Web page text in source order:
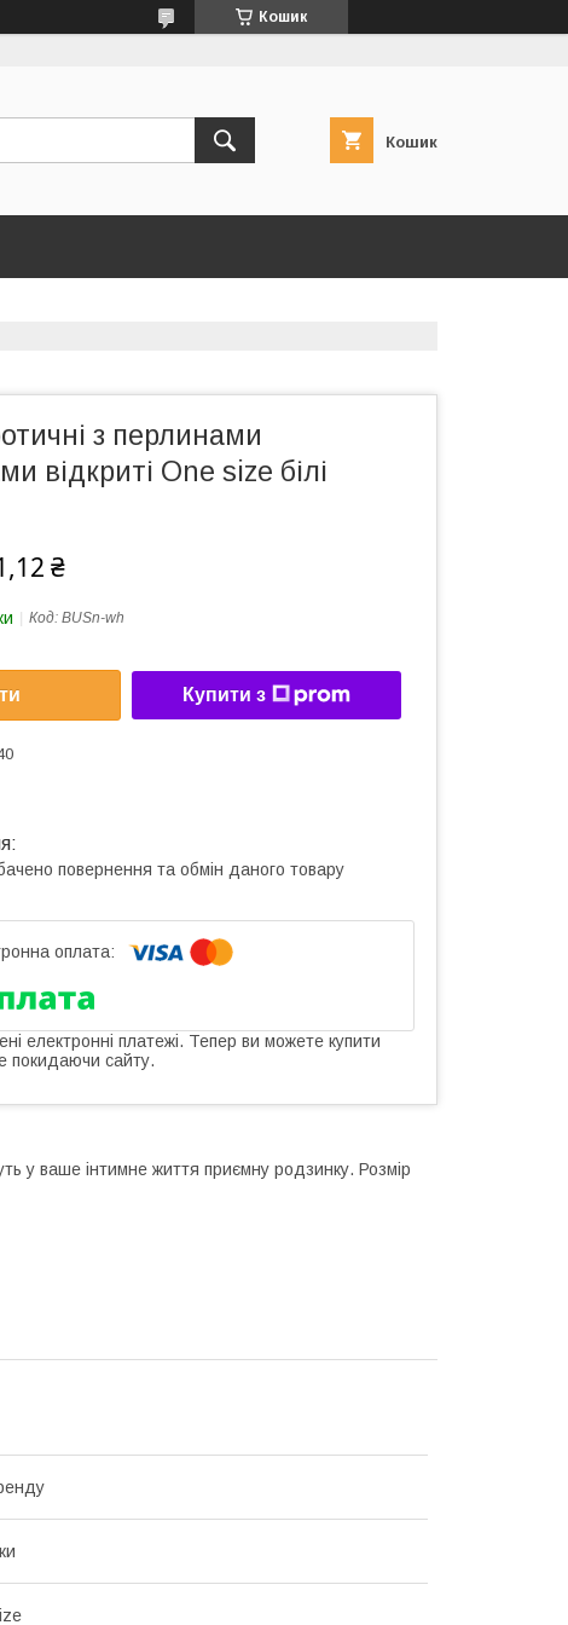
Кошик
Кошик
з перлинами
відкриті One size білі
₴
Код: BUSn-wh
Купити з
повернення та обмін даного товару
електронні платежі. Тепер ви можете купити
покидаючи сайту.
у ваше інтимне життя приємну родзинку. Розмір